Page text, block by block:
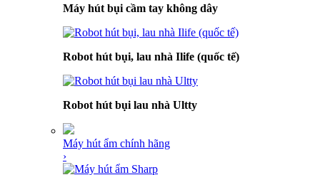
Máy hút bụi cầm tay không dây
Robot hút bụi, lau nhà Ilife (quốc tế)
Robot hút bụi lau nhà Ultty
Máy hút ẩm chính hãng
›